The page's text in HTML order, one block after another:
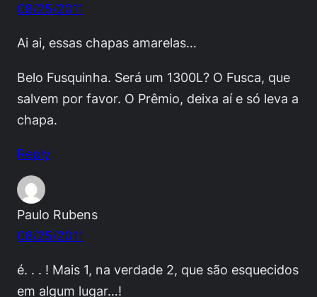
08/25/2011
Ai ai, essas chapas amarelas…
Belo Fusquinha. Será um 1300L? O Fusca, que
salvem por favor. O Prêmio, deixa aí e só leva a
chapa.
Reply
Paulo Rubens
08/25/2011
é. . . ! Mais 1, na verdade 2, que são esquecidos
em algum lugar…!